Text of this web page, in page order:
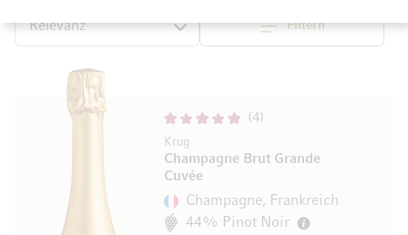
Filtern
SortierenTop
4
Krug
Champagne Brut Grande
Cuvée
Champagne, Frankreich
44% Pinot Noir